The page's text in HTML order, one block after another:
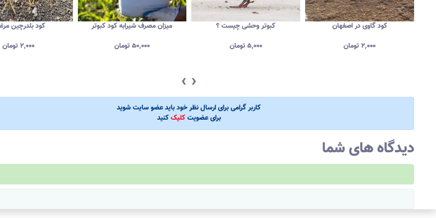
کود بلدرچین
۲,۰۰۰ تومان
میزان مصرف شیرابه کود کبوتر
۵۰,۰۰۰تومان
کبوتر وحشی چیست ؟
۵,۰۰۰تومان
کود گاوی در اصفهان
۲,۰۰۰تومان
‹ ›
کاربر گرامی برای ارسال نظر خود باید عضو سایت شوید
برای عضویتکلیککنید
دیدگاه های شما